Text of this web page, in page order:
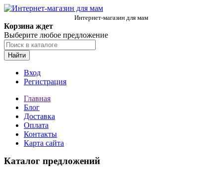
Интернет-магазин для мам
Корзина ждет
Выберите любое предложение
Найти
Вход
Регистрация
Главная
Блог
Доставка
Оплата
Контакты
Карта сайта
Каталог предложений